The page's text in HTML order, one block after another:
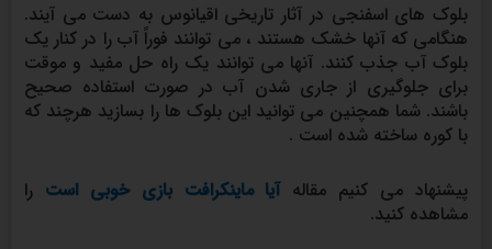
بلوک های اسفنجی در آثار تاریخی اقیانوس به دست می آیند.
هنگامی که آنها خشک هستند ، می توانند فوراً آب را در کنار یک
بلوک آب جذب کنند. آنها می توانند یک راه حل مفید و موقت
برای جلوگیری از جاری شدن آب در صورت استفاده صحیح
باشند. شما همچنین می توانید این بلوک ها را بسازید هرچند که
با کوره ساخته شده است .
پیشنهاد می کنیم مقالهآیا ماینکرافت بازی خوبی است را
مشاهده کنید.